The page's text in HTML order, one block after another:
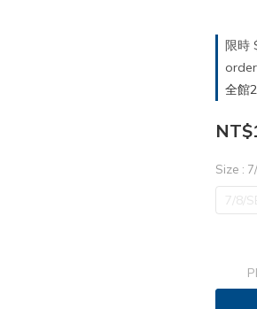
限時
order
全館
Size :
7/8/